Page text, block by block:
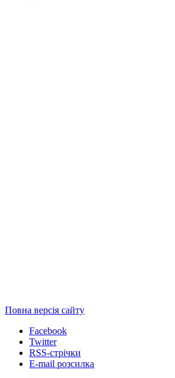
Повна версія сайту
Facebook
Twitter
RSS-стрічки
E-mail розсилка